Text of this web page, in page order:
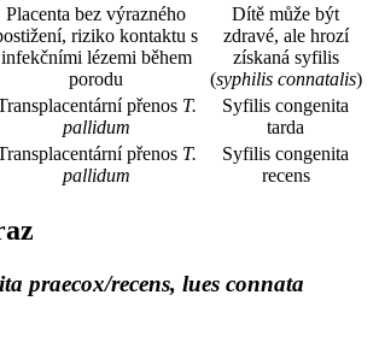
Placenta bez výrazného
riziko kontaktu s
infekčními lézemi během
porodu
Dítě může být
zdravé, ale hrozí
získaná syfilis
(syphilis connatalis)
přenos T.
pallidum
Syfilis congenita
tarda
přenos T.
pallidum
Syfilis congenita
recens
praecox/recens, lues connata